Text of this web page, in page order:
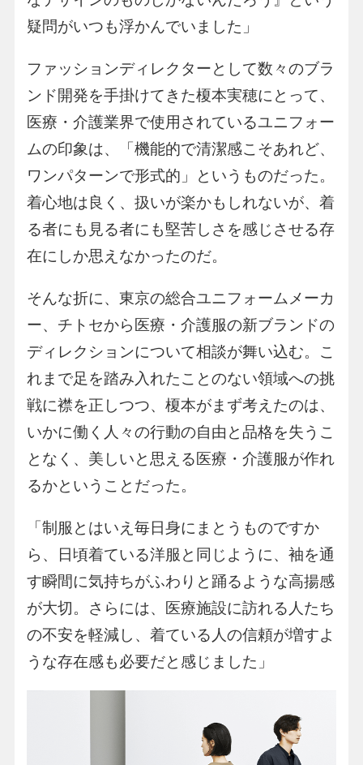
疑問がいつも浮かんでいました」
ファッションディレクターとして数々のブラ
ンド開発を手掛けてきた榎本実穂にとって、
医療・介護業界で使用されているユニフォー
ムの印象は、「機能的で清潔感こそあれど、
ワンパターンで形式的」というものだった。
着心地は良く、扱いが楽かもしれないが、着
る者にも見る者にも堅苦しさを感じさせる存
在にしか思えなかったのだ。
そんな折に、東京の総合ユニフォームメーカ
ー、チトセから医療・介護服の新ブランドの
ディレクションについて相談が舞い込む。こ
れまで足を踏み入れたことのない領域への挑
戦に襟を正しつつ、榎本がまず考えたのは、
いかに働く人々の行動の自由と品格を失うこ
となく、美しいと思える医療・介護服が作れ
るかということだった。
「制服とはいえ毎日身にまとうものですか
ら、日頃着ている洋服と同じように、袖を通
す瞬間に気持ちがふわりと踊るような高揚感
が大切。さらには、医療施設に訪れる人たち
の不安を軽減し、着ている人の信頼が増すよ
うな存在感も必要だと感じました」